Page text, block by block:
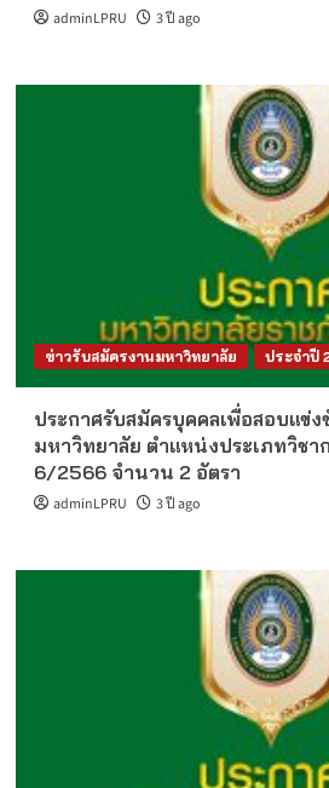
adminLPRU 3 ปี ago
ข่าวรับสมัครงานมหาวิทยาลัย ประจำปี
ประกาศรับสมัครบุคคลเพื่อสอบแข่
มหาวิทยาลัย ตำแหน่งประเภทวิชา
6/2566 จำนวน 2 อัตรา
adminLPRU 3 ปี ago